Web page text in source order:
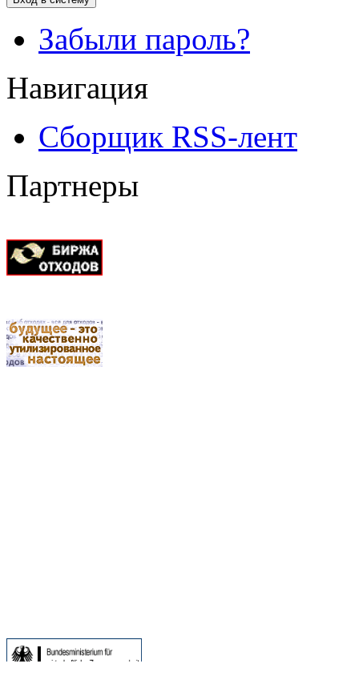
Забыли пароль?
Навигация
Сборщик RSS-лент
Партнеры